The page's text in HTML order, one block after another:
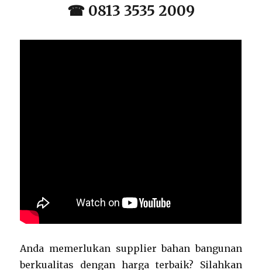
☎ 0813 3535 2009
Anda memerlukan supplier bahan bangunan
berkualitas dengan harga terbaik? Silahkan